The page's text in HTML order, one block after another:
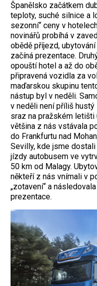
Španělsko začátkem
teploty, suché silnice a
sezonní“ ceny v
novinářů probíhá v
obědě příjezd,
začíná prezentace.
opouští hotel a až do
připravená vozidla za
maďarskou skupinu
nástup byl v neděli.
v neděli není příliš
sraz na pražském letišti
většina z nás vstávala
do Frankfurtu nad
Sevilly, kde jsme
jízdy autobusem ve
50 km od Malagy.
někteří z nás vnímali v
„zotavení“ a
prezentace.